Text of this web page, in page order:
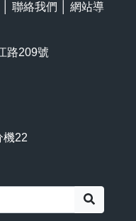
聯絡我們
網站導
路209號
機22